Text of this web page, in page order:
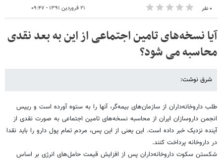
۰ نفر ۲۱ فروردین ۱۳۹۱ - ۰۹:۴۷
آیا نسخه‌های تامین اجتماعی از این به بعد نقدی
محاسبه می شود؟
شرق نوشت:
طلب داروخانه‌داران از سازمان‌های بیمه‌گر، آنها را به ستوه آورده است و رییس
انجمن داروسازان ایران از محاسبه نسخه‌های تامین اجتماعی به صورت نقدی از
آینده نزدیک خبر داده است. این یعنی از این پس، مردم تمام پول دارو را باید نقدا
در داروخانه پرداخت کنند.
شکستن سکوت داروخانه‌داران پس از افزایش قیمت حامل‌های انرژی بر اساس